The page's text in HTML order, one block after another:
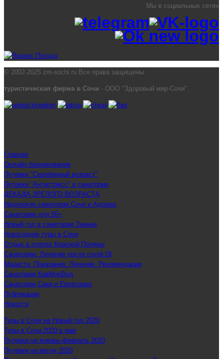
Мы в социальных сетях
© 2002-2025 zm-sochi.ru Все права защищены.
туристическая фирма в Сочи - ООО "Здоровый мир-Сочи"
Главная
Онлайн бронирование
Путевки "Серебряный возраст"
Путевки "Антистресс" в санатории
ДЕКАДА ЗРЕЛОГО ВОЗРАСТА
Недорогие санатории Сочи и Адлера
Санатории для 55+
Новый год в санатории Знание
Новогодние туры в Сочи
Отдых в отелях Красной Поляны
Санатории: Лечение после covid-19
Мацеста: Показания. Лечение. Рекомендации
Санатории КавМинВод
Санатории Саки и Евпатория
Публикации
Новости
Туры в Сочи на Новый год 2020
Туры в Сочи 2020 в мае
Путевки на январь-февраль 2020
Путевки на весну 2020